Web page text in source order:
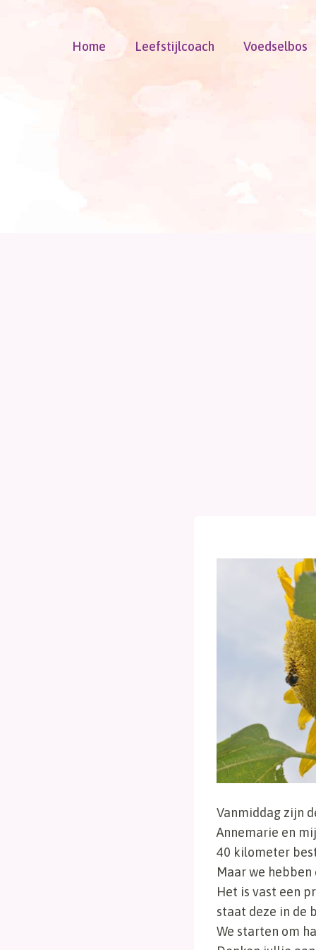
Home Leefstijlcoach Voedselbos
Vanmiddag zijn
Annemarie en
40 kilometer
Maar we hebben
Het is vast een
staat deze in de
We starten om